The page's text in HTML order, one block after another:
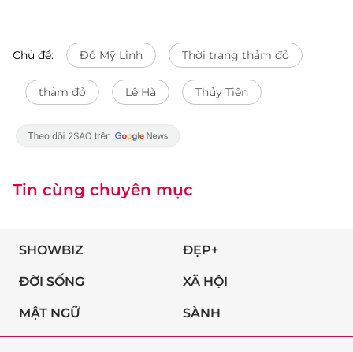
Chủ đề: Đỗ Mỹ Linh Thời trang thảm đỏ
thảm đỏ Lê Hà Thủy Tiên
Tin cùng chuyên mục
SHOWBIZ ĐẸP+
ĐỜI SỐNG XÃ HỘI
MẬT NGỮ SÀNH